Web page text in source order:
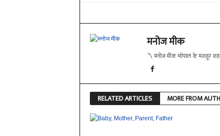
मनोज मीक
〽️ मनोज मीक भोपाल के मशहूर
RELATED ARTICLES MORE FROM